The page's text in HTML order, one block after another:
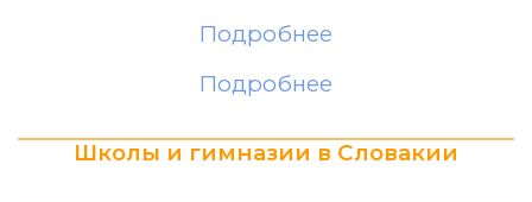
Подробнее
Подробнее
Школы и гимназии в Словакии